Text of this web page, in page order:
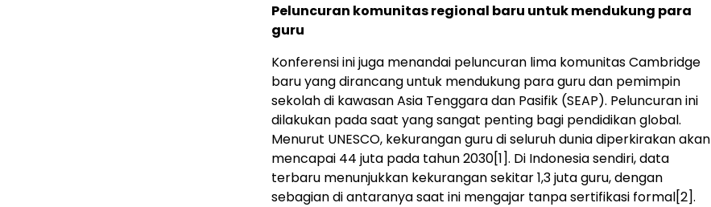
Peluncuran komunitas regional baru untuk mendukung para
guru
Konferensi ini juga menandai peluncuran lima komunitasCambridge
baru yang dirancang untuk mendukung para guru dan pemimpin
sekolah di kawasanAsia Tenggaradan Pasifik (SEAP). Peluncuran ini
dilakukan pada saat yang sangat penting bagi pendidikan global.
Menurut UNESCO, kekurangan guru di seluruh dunia diperkirakan akan
mencapai 44 juta pada tahun 2030[1]. Di Indonesia sendiri, data
terbaru menunjukkan kekurangan sekitar 1,3 juta guru, dengan
sebagian di antaranya saat ini mengajar tanpa sertifikasi formal[2].